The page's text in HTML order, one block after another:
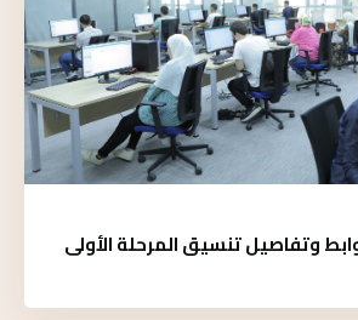
وتفاصيل تنسيق المرحلة الأولى